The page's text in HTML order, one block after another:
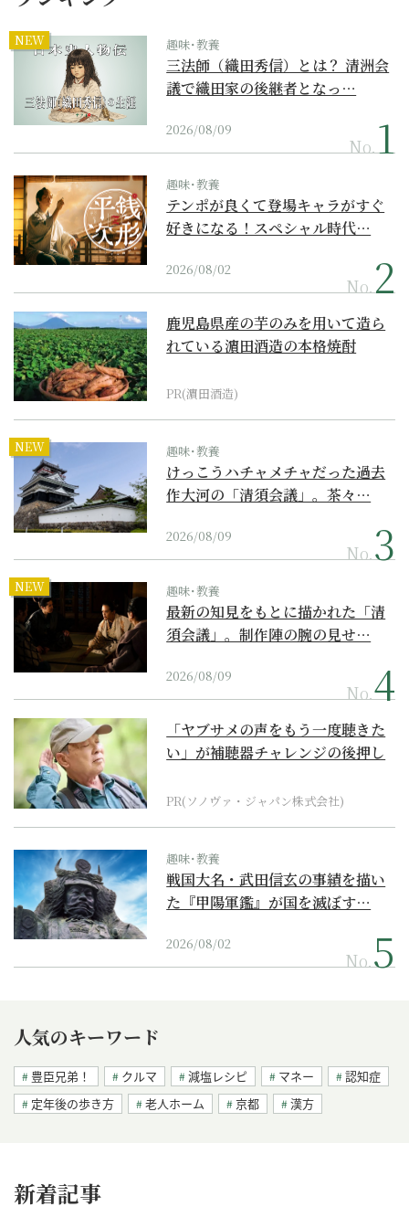
NEW 趣味･教養
三法師（織田秀信）とは？ 清洲会
議で織田家の後継者となっ…
2026/08/09
No.
趣味･教養
テンポが良くて登場キャラがすぐ
好きになる！スペシャル時代…
2026/08/02
No.
鹿児島県産の芋のみを用いて造ら
れている濵田酒造の本格焼酎
PR(濵田酒造)
NEW 趣味･教養
けっこうハチャメチャだった過去
作大河の「清須会議」。茶々…
2026/08/09
No.
NEW 趣味･教養
最新の知見をもとに描かれた「清
須会議」。制作陣の腕の見せ…
2026/08/09
No.
「ヤブサメの声をもう一度聴きた
い」が補聴器チャレンジの後押し
PR(ソノヴァ・ジャパン株式会社)
趣味･教養
戦国大名・武田信玄の事績を描い
た『甲陽軍鑑』が国を滅ぼす…
2026/08/02
No.
人気のキーワード
豊臣兄弟！ クルマ 減塩レシピ マネー
認知症
定年後の歩き方
老人ホーム 京都 漢方
新着記事